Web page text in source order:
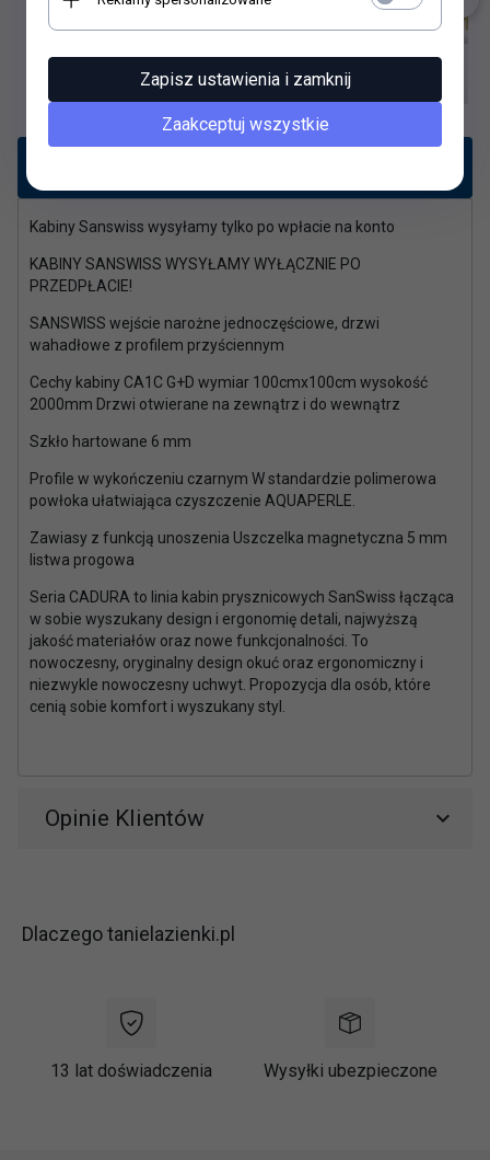
Kabiny Sanswiss wysyłamy tylko po wpłacie na konto
KABINY SANSWISS WYSYŁAMY WYŁĄCZNIE PO
PRZEDPŁACIE!
SANSWISS wejście narożne jednoczęściowe, drzwi
wahadłowe z profilem przyściennym
Cechy kabiny CA1C G+D wymiar 100cmx100cm wysokość
2000mm Drzwi otwierane na zewnątrz i do wewnątrz
Szkło hartowane 6 mm
Profile w wykończeniu czarnym W standardzie polimerowa
powłoka ułatwiająca czyszczenie AQUAPERLE.
Zawiasy z funkcją unoszenia Uszczelka magnetyczna 5 mm
listwa progowa
Seria CADURA to linia kabin prysznicowych SanSwiss łącząca
w sobie wyszukany design i ergonomię detali, najwyższą
jakość materiałów oraz nowe funkcjonalności. To
nowoczesny, oryginalny design okuć oraz ergonomiczny i
niezwykle nowoczesny uchwyt. Propozycja dla osób, które
cenią sobie komfort i wyszukany styl.
Opinie Klientów
Dlaczego tanielazienki.pl
13 lat doświadczenia Wysyłki ubezpieczone
Zapisz ustawienia i zamknij
Zaakceptuj wszystkie